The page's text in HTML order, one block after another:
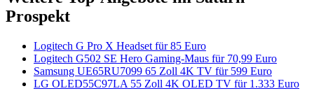
Prospekt
Logitech G Pro X Headset für 85 Euro
Logitech G502 SE Hero Gaming-Maus für 70,99 Euro
Samsung UE65RU7099 65 Zoll 4K TV für 599 Euro
LG OLED55C97LA 55 Zoll 4K OLED TV für 1.333 Euro